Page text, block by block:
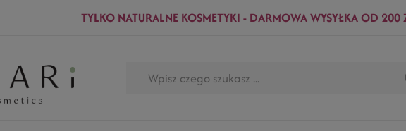
TYLKO NATURALNE KOSMETYKI - DARMOWA WYSYŁKA OD 200